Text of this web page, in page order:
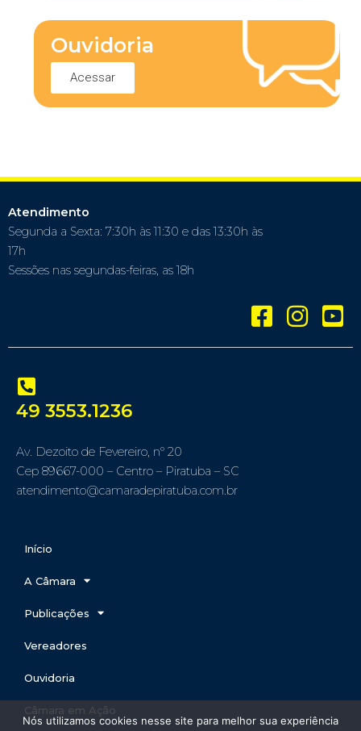
Ouvidoria
Acessar
Atendimento
Segunda a Sexta: 7:30h às 11:30 e das 13:30h às
17h
Sessões nas segundas-feiras, as 18h
49 3553.1236
Av. Dezoito de Fevereiro, nº 20
Cep 89667-000 – Centro – Piratuba – SC
atendimento@camaradepiratuba.com.br
Início
A Câmara
Publicações
Vereadores
Ouvidoria
Câmara em Ação
Nós utilizamos cookies nesse site para melhor sua experiência